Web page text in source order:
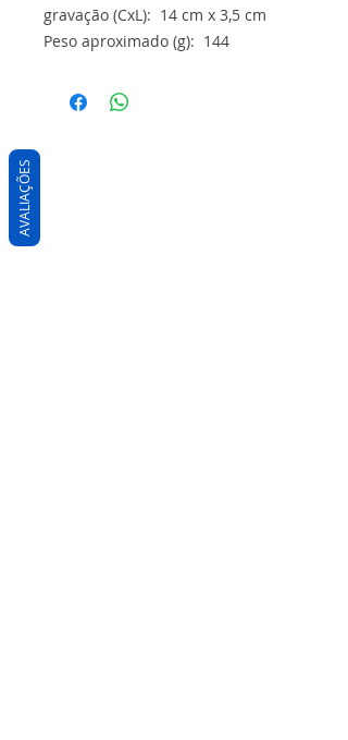
gravação (CxL): 14 cm x 3,5 cm
Peso aproximado (g): 144
AVALIAÇÕES